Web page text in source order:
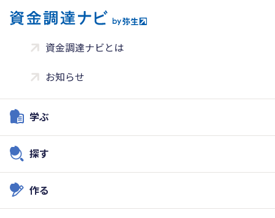
資金調達ナビとは
お知らせ
学ぶ
探す
作る